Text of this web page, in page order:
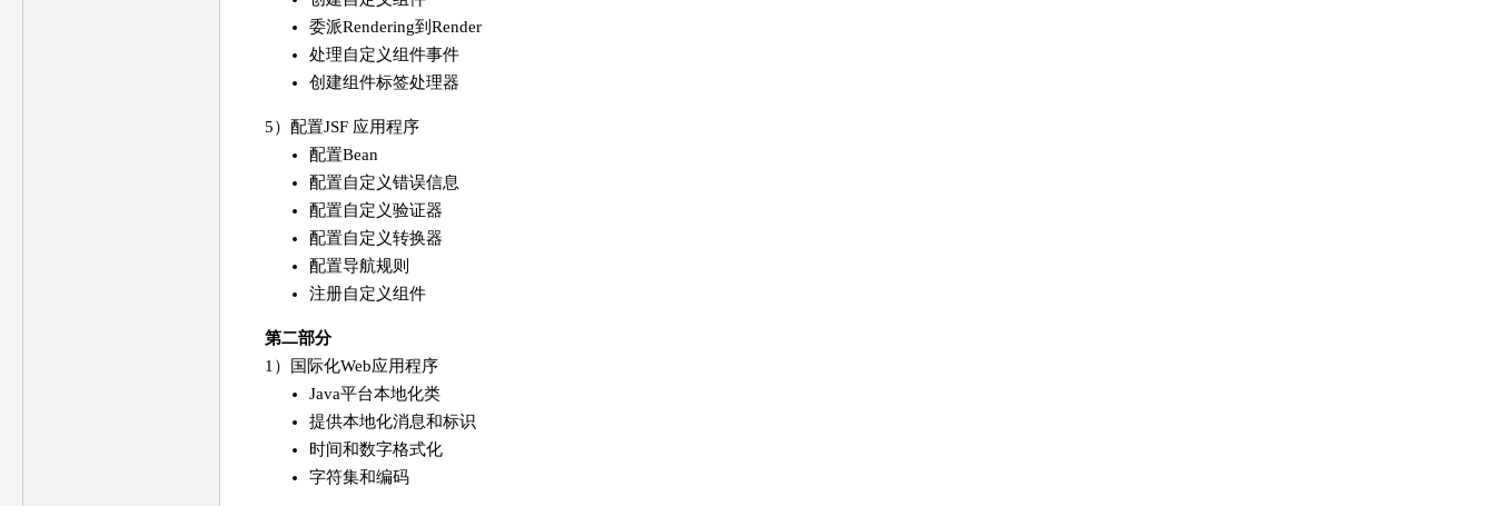
委派Rendering到Render
处理自定义组件事件
创建组件标签处理器
5）配置JSF 应用程序
配置Bean
配置自定义错误信息
配置自定义验证器
配置自定义转换器
配置导航规则
注册自定义组件
第二部分
1）国际化Web应用程序
Java平台本地化类
提供本地化消息和标识
时间和数字格式化
字符集和编码